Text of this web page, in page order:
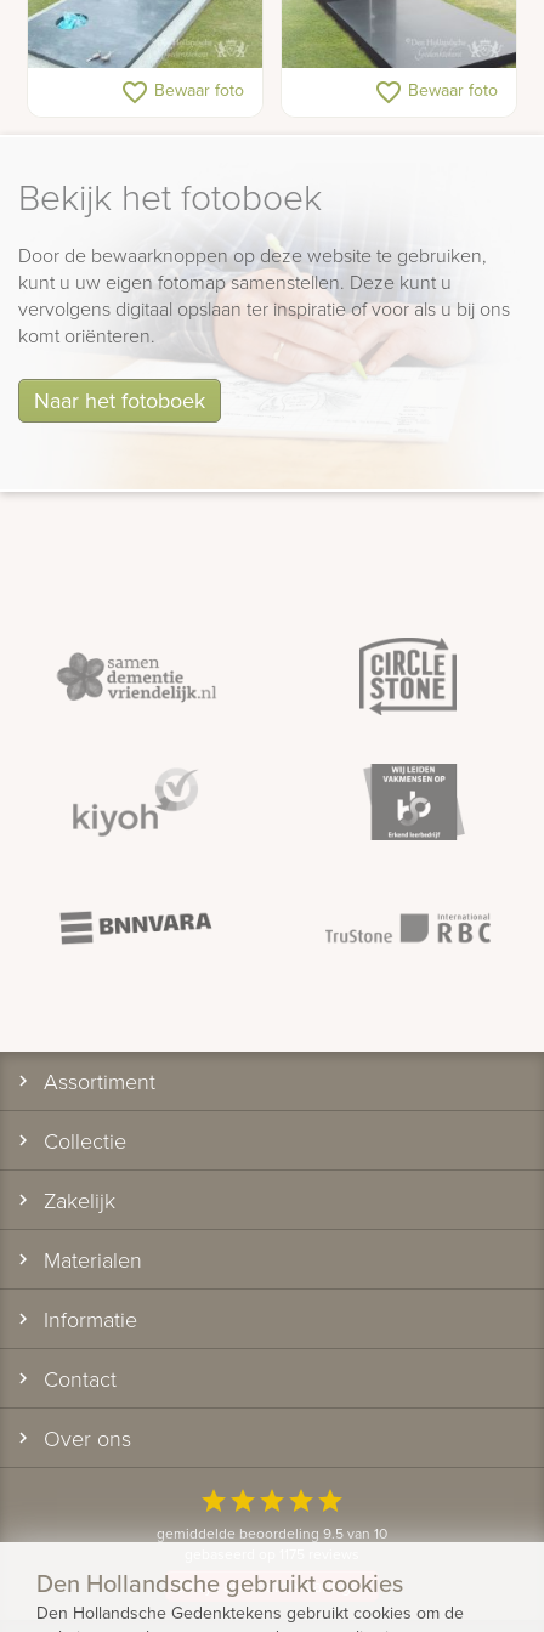
Grafsteen bronzen
beeldje vogeltjes
favorite_border Bewaar foto Moderne grafsteen
favorite_border Bewaar foto
Bekijk het fotoboek
Door de bewaarknoppen op deze website te gebruiken,
kunt u uw eigen fotomap samenstellen. Deze kunt u
vervolgens digitaal opslaan ter inspiratie of voor als u bij ons
komt oriënteren.
Naar het fotoboek
Assortiment
Collectie
Zakelijk
Materialen
Informatie
Contact
Over ons
starstarstarstarstar
gemiddelde beoordeling 9.5 van 10
Bekijk alle klantervaringen
Den Hollandsche gebruikt cookies
Den Hollandsche Gedenktekens gebruikt cookies om de